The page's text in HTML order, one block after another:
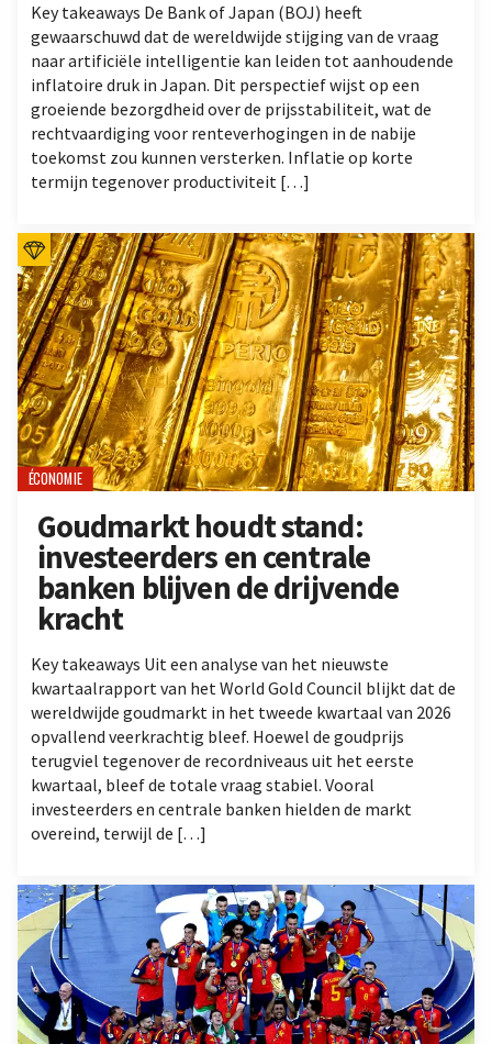
Key takeaways De Bank of Japan (BOJ) heeft
gewaarschuwd dat de wereldwijde stijging van de vraag
naar artificiële intelligentie kan leiden tot aanhoudende
inflatoire druk in Japan. Dit perspectief wijst op een
groeiende bezorgdheid over de prijsstabiliteit, wat de
rechtvaardiging voor renteverhogingen in de nabije
toekomst zou kunnen versterken. Inflatie op korte
termijn tegenover productiviteit […]
ÉCONOMIE
Goudmarkt houdt stand:
investeerders en centrale
banken blijven de drijvende
kracht
Key takeaways Uit een analyse van het nieuwste
kwartaalrapport van het World Gold Council blijkt dat de
wereldwijde goudmarkt in het tweede kwartaal van 2026
opvallend veerkrachtig bleef. Hoewel de goudprijs
terugviel tegenover de recordniveaus uit het eerste
kwartaal, bleef de totale vraag stabiel. Vooral
investeerders en centrale banken hielden de markt
overeind, terwijl de […]